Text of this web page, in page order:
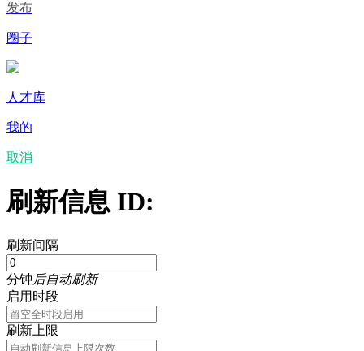
发布
圈子
人才库
我的
取消
刷新信息 ID:
刷新间隔
分钟后自动刷新
启用时段
刷新上限